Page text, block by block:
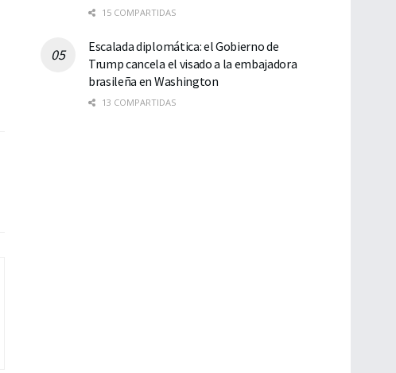
15 COMPARTIDAS
Escalada diplomática: el Gobierno de
Trump cancela el visado a la embajadora
brasileña en Washington
13 COMPARTIDAS